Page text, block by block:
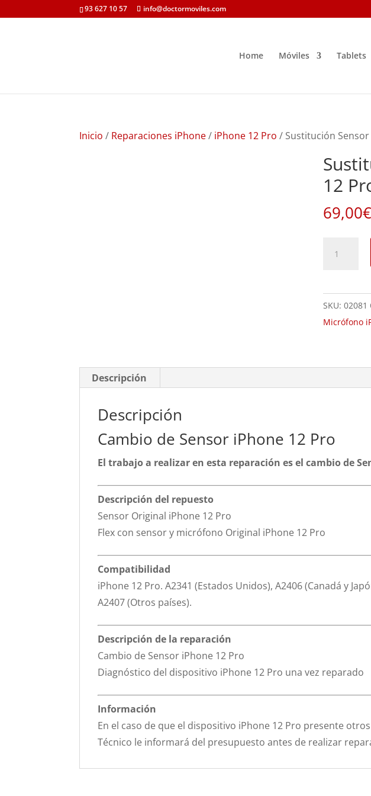
93 627 10 57 info@doctormoviles.com
Home Móviles Tablets
Inicio / Reparaciones iPhone/ iPhone 12 Pro / Sustitución
12
69,00€
12
Pro
cantidad
SKU:02081
Micrófono
Descripción
Descripción
Cambio de Sensor iPhone 12 Pro
El trabajo a realizar en esta reparación es el cambio de
Descripción del repuesto
Sensor Original iPhone 12 Pro
Flex con sensor y micrófono Original iPhone 12 Pro
Compatibilidad
iPhone 12 Pro. A2341 (Estados Unidos), A2406 (Canadá y
A2407 (Otros países).
Descripción de la reparación
Cambio de Sensor iPhone 12 Pro
Diagnóstico del dispositivo iPhone 12 Pro una vez reparado
Información
En el caso de que el dispositivo iPhone 12 Pro presente
Técnico le informará del presupuesto antes de realizar